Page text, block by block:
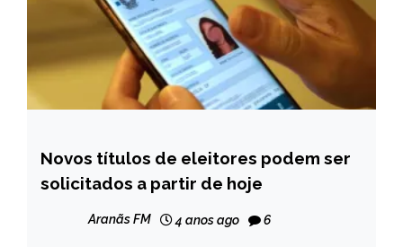
BRASIL
NOTÍCIAS
Novos títulos de eleitores podem ser
solicitados a partir de hoje
Aranãs FM 4 anos ago 6